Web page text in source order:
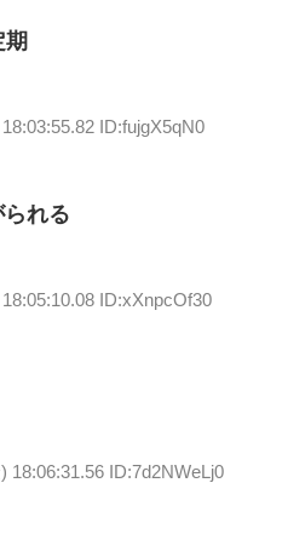
ID:fujgX5qN0
れる
ID:xXnpcOf30
18:06:31.56 ID:7d2NWeLj0